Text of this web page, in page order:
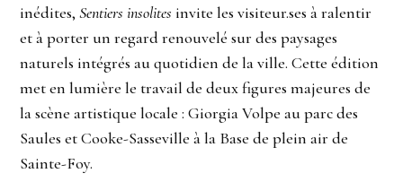
inédites,Sentiers insolites invite les visiteur.ses à ralentir
et à porter un regard renouvelé sur des paysages
naturels intégrés au quotidien de la ville. Cette édition
met en lumière le travail de deux figures majeures de
la scène artistique locale : Giorgia Volpe au parc des
Saules et Cooke-Sasseville à la Base de plein air de
Sainte-Foy.